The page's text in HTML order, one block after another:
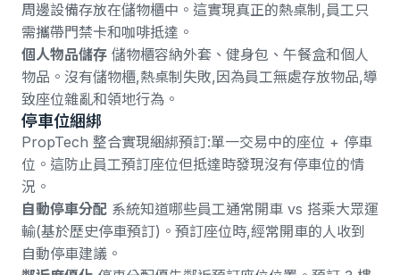
周邊設備存放在儲物櫃中。這實現真正的熱桌制,員工只
需攜帶門禁卡和咖啡抵達。
個人物品儲存 儲物櫃容納外套、健身包、午餐盒和個人
物品。沒有儲物櫃,熱桌制失敗,因為員工無處存放物品,導
致座位雜亂和領地行為。
停車位綑綁
PropTech 整合實現綑綁預訂:單一交易中的座位 + 停車
位。這防止員工預訂座位但抵達時發現沒有停車位的情
況。
自動停車分配 系統知道哪些員工通常開車 vs 搭乘大眾運
輸(基於歷史停車預訂)。預訂座位時,經常開車的人收到
自動停車建議。